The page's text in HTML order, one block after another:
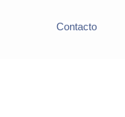
Contacto